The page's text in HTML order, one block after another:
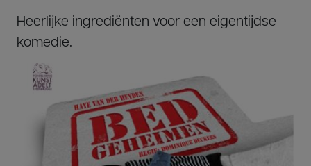
Heerlijke ingrediënten voor een eigentijdse
komedie.